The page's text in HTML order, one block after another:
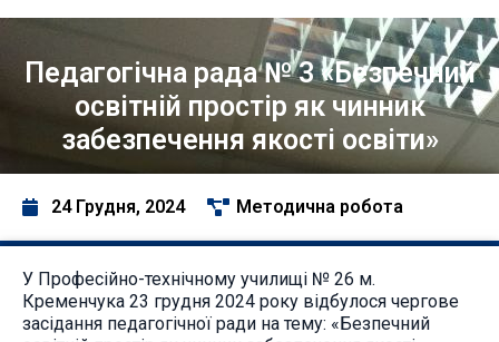
Педагогічна рада № 3 «Безпечний
освітній простір як чинник
забезпечення якості освіти»
24 Грудня, 2024 Методична робота
У Професійно-технічному училищі № 26 м.
Кременчука 23 грудня 2024 року відбулося чергове
засідання педагогічної ради на тему: «Безпечний